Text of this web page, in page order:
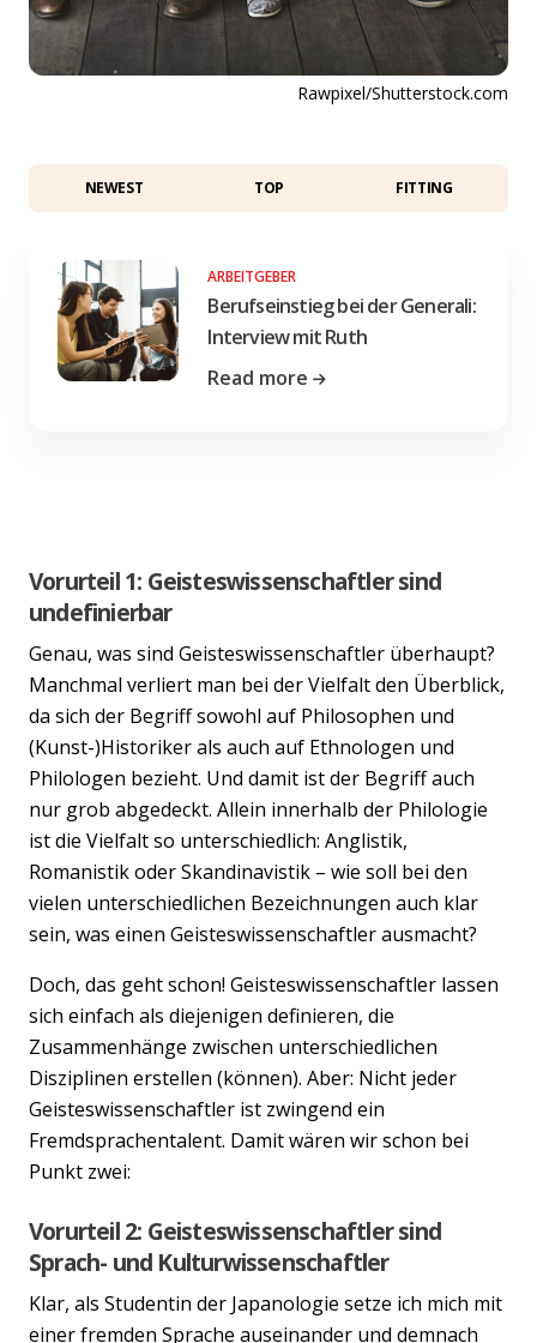
Rawpixel/Shutterstock.com
NEWEST TOP FITTING
ARBEITGEBER
Berufseinstieg bei der Generali:
Interview mit Ruth
Read more
Vorurteil 1: Geisteswissenschaftler sind
undefinierbar
Genau, was sind Geisteswissenschaftler überhaupt?
Manchmal verliert man bei der Vielfalt den Überblick,
da sich der Begriff sowohl auf Philosophen und
(Kunst-)Historiker als auch auf Ethnologen und
Philologen bezieht. Und damit ist der Begriff auch
nur grob abgedeckt. Allein innerhalb der Philologie
ist die Vielfalt so unterschiedlich: Anglistik,
Romanistik oder Skandinavistik – wie soll bei den
vielen unterschiedlichen Bezeichnungen auch klar
sein, was einen Geisteswissenschaftler ausmacht?
Doch, das geht schon! Geisteswissenschaftler lassen
sich einfach als diejenigen definieren, die
Zusammenhänge zwischen unterschiedlichen
Disziplinen erstellen (können). Aber: Nicht jeder
Geisteswissenschaftler ist zwingend ein
Fremdsprachentalent. Damit wären wir schon bei
Punkt zwei:
Vorurteil 2: Geisteswissenschaftler sind
Sprach- und Kulturwissenschaftler
Klar, als Studentin der Japanologie setze ich mich mit
einer fremden Sprache auseinander und demnach